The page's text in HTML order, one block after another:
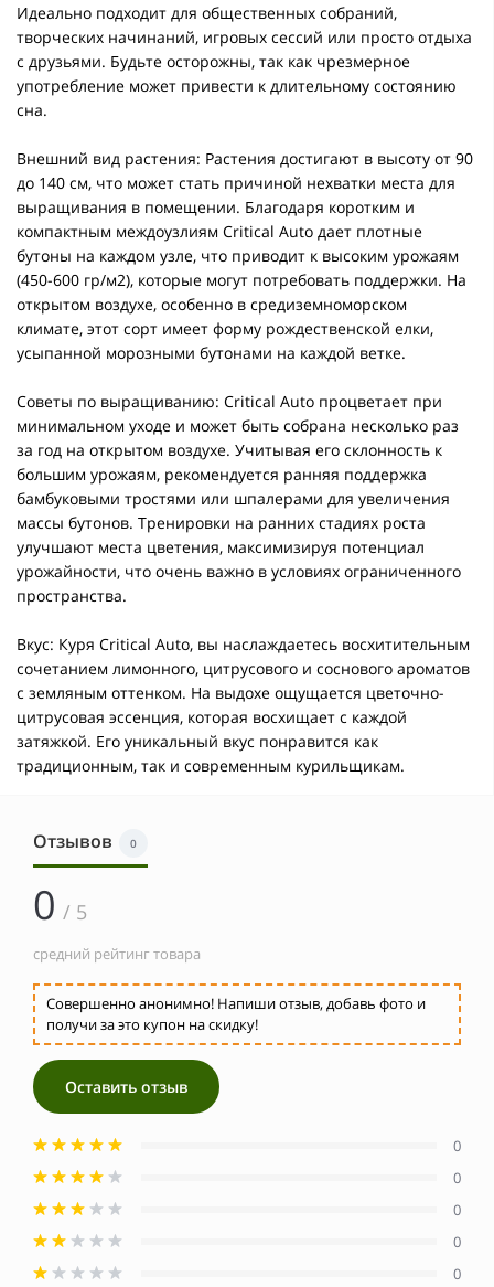
Идеально подходит для общественных собраний,
творческих начинаний, игровых сессий или просто отдыха
с друзьями. Будьте осторожны, так как чрезмерное
употребление может привести к длительному состоянию
сна.
Внешний вид растения: Растения достигают в высоту от 90
до 140 см, что может стать причиной нехватки места для
выращивания в помещении. Благодаря коротким и
компактным междоузлиям Critical Auto дает плотные
бутоны на каждом узле, что приводит к высоким урожаям
(450-600 гр/м2), которые могут потребовать поддержки. На
открытом воздухе, особенно в средиземноморском
климате, этот сорт имеет форму рождественской елки,
усыпанной морозными бутонами на каждой ветке.
Советы по выращиванию: Critical Auto процветает при
минимальном уходе и может быть собрана несколько раз
за год на открытом воздухе. Учитывая его склонность к
большим урожаям, рекомендуется ранняя поддержка
бамбуковыми тростями или шпалерами для увеличения
массы бутонов. Тренировки на ранних стадиях роста
улучшают места цветения, максимизируя потенциал
урожайности, что очень важно в условиях ограниченного
пространства.
Вкус: Куря Critical Auto, вы наслаждаетесь восхитительным
сочетанием лимонного, цитрусового и соснового ароматов
с земляным оттенком. На выдохе ощущается цветочно-
цитрусовая эссенция, которая восхищает с каждой
затяжкой. Его уникальный вкус понравится как
традиционным, так и современным курильщикам.
Отзывов 0
0 / 5
средний рейтинг товара
Совершенно анонимно! Напиши отзыв, добавь фото и
получи за это купон на скидку!
Оставить отзыв
0
0
0
0
0